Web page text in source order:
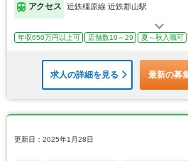
アクセス 近鉄橿原線 近鉄郡山駅
年収650万円以上可 店舗数10～29 夏～秋入職可
求人の詳細を見る 最新の募
更新日：2025年1月28日